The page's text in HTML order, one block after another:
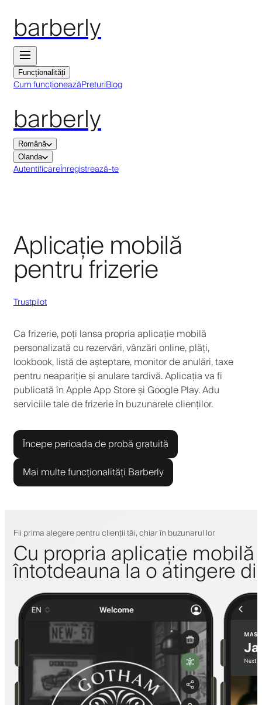
barberly
Funcționalități
Cum funcționeazăPrețuriBlog
barberly
Română
Olanda
AutentificareÎnregistrează-te
Aplicație mobilă
pentru frizerie
Trustpilot
Ca frizerie, poți lansa propria aplicație mobilă
personalizată cu rezervări, vânzări online, plăți,
lookbook, listă de așteptare, monitor de anulări, taxe
pentru neapariție și anulare tardivă. Aplicația va fi
publicată în Apple App Store și Google Play. Adu
serviciile tale de frizerie în buzunarele clienților.
Începe perioada de probă gratuită
Mai multe funcționalități Barberly
Fii prima alegere pentru clienții tăi, chiar în buzunarul lor
Cu propria aplicație mobilă
întotdeauna la o atingere